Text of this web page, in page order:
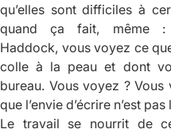
qu’elles sont difficiles à
quand ça fait, même :
Haddock, vous voyez ce
colle à la peau et dont
bureau. Vous voyez ?
que l’envie d’écrire n’est pas
Le travail se nourrit de